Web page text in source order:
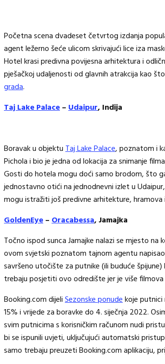
Početna scena dvadeset četvrtog izdanja
agent ležerno šeće ulicom skrivajući lice iza
Hotel krasi predivna povijesna arhitektura i
pješačkoj udaljenosti od glavnih atrakcija kao
grada.
Taj Lake Palace–Udaipur, Indija
Boravak u objektuTaj Lake Palace, poznatom i
Pichola i bio je jedna od lokacija za snimanje
Gosti do hotela mogu doći samo brodom, što
jednostavno otići na jednodnevni izlet u
mogu istražiti još predivne arhitekture, hramova
GoldenEye–Oracabessa, Jamajka
Točno ispod sunca Jamajke nalazi se mjesto na
ovom svjetski poznatom tajnom agentu
savršeno utočište za putnike (ili buduće
trebaju posjetiti ovo odredište jer je više
Booking.com dijeliSezonske ponudekoje
15% i vrijede za boravke do 4. siječnja 2022.
svim putnicima s korisničkim računom nudi
bi se ispunili uvjeti, uključujući automatski
samo trebaju preuzeti Booking.com aplikaciju,